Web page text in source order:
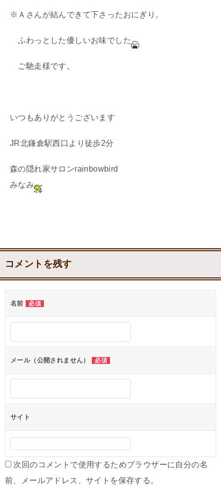
※Ａさんが結んできて下さったおにぎり。
ふわっとした優しいお味でした
ご馳走様です。
いつもありがとうございます
JR北鎌倉駅西口より徒歩2分
森の隠れ家サロンrainbowbird
みなみ
コメントを残す
名前 必須
メール（公開されません） 必須
サイト
次回のコメントで使用するためブラウザーに自分の名
前、メールアドレス、サイトを保存する。